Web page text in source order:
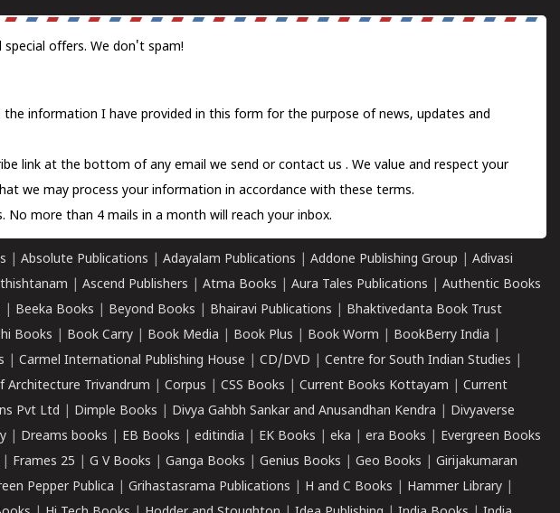
offers. We don't spam!
information I have provided in this form for the purpose of news, updates and
link at the bottom of any email we send orcontact us . We value and respect your
we may process your information in accordance with these terms.
more than 4 mails in a month will reach your inbox.
Absolute Publications Adayalam Publications Addone Publishing Group
Adivasi
Ascend Publishers Atma Books Aura Tales Publications
Authentic Books
Beeka Books Beyond Books Bhairavi Publications
Bhaktivedanta Book Trust
Books Book Carry Book Media Book Plus Book Worm BookBerry India
Carmel International Publishing House CD/DVD Centre for South Indian Studies
Architecture Trivandrum Corpus CSS Books Current Books Kottayam
Current
Pvt Ltd Dimple Books Divya Gahbh Sankar and Anusandhan Kendra
Divyaverse
Dreams books EB Books editindia EK Books eka era Books
Evergreen Books
Frames 25 G V Books Ganga Books Genius Books Geo Books
Girijakumaran
Pepper Publica Grihastasrama Publications H and C Books Hammer Library